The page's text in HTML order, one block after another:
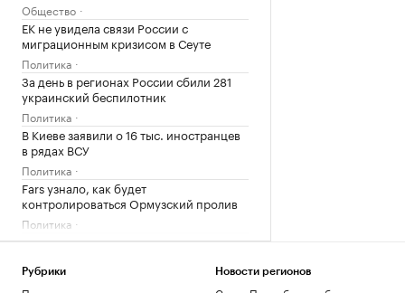
Общество
ЕК не увидела связи России с
миграционным кризисом в Сеуте
Политика
За день в регионах России сбили 281
украинский беспилотник
Политика
В Киеве заявили о 16 тыс. иностранцев
в рядах ВСУ
Политика
Fars узнало, как будет
контролироваться Ормузский пролив
Политика
«Ижавиа» занялась восстановлением
Общество
Рубрики Новости регионов